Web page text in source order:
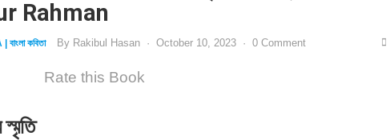
Rahman
কবিতা By Rakibul Hasan · October 10, 2023 · 0 Comment
Rate this Book